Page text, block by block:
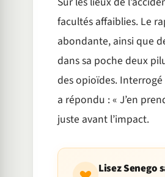
facultés affaiblies. Le
abondante, ainsi que
dans sa poche deux
des opioïdes.
a répondu : « J’en
juste avant l’impact.
Lisez Senego